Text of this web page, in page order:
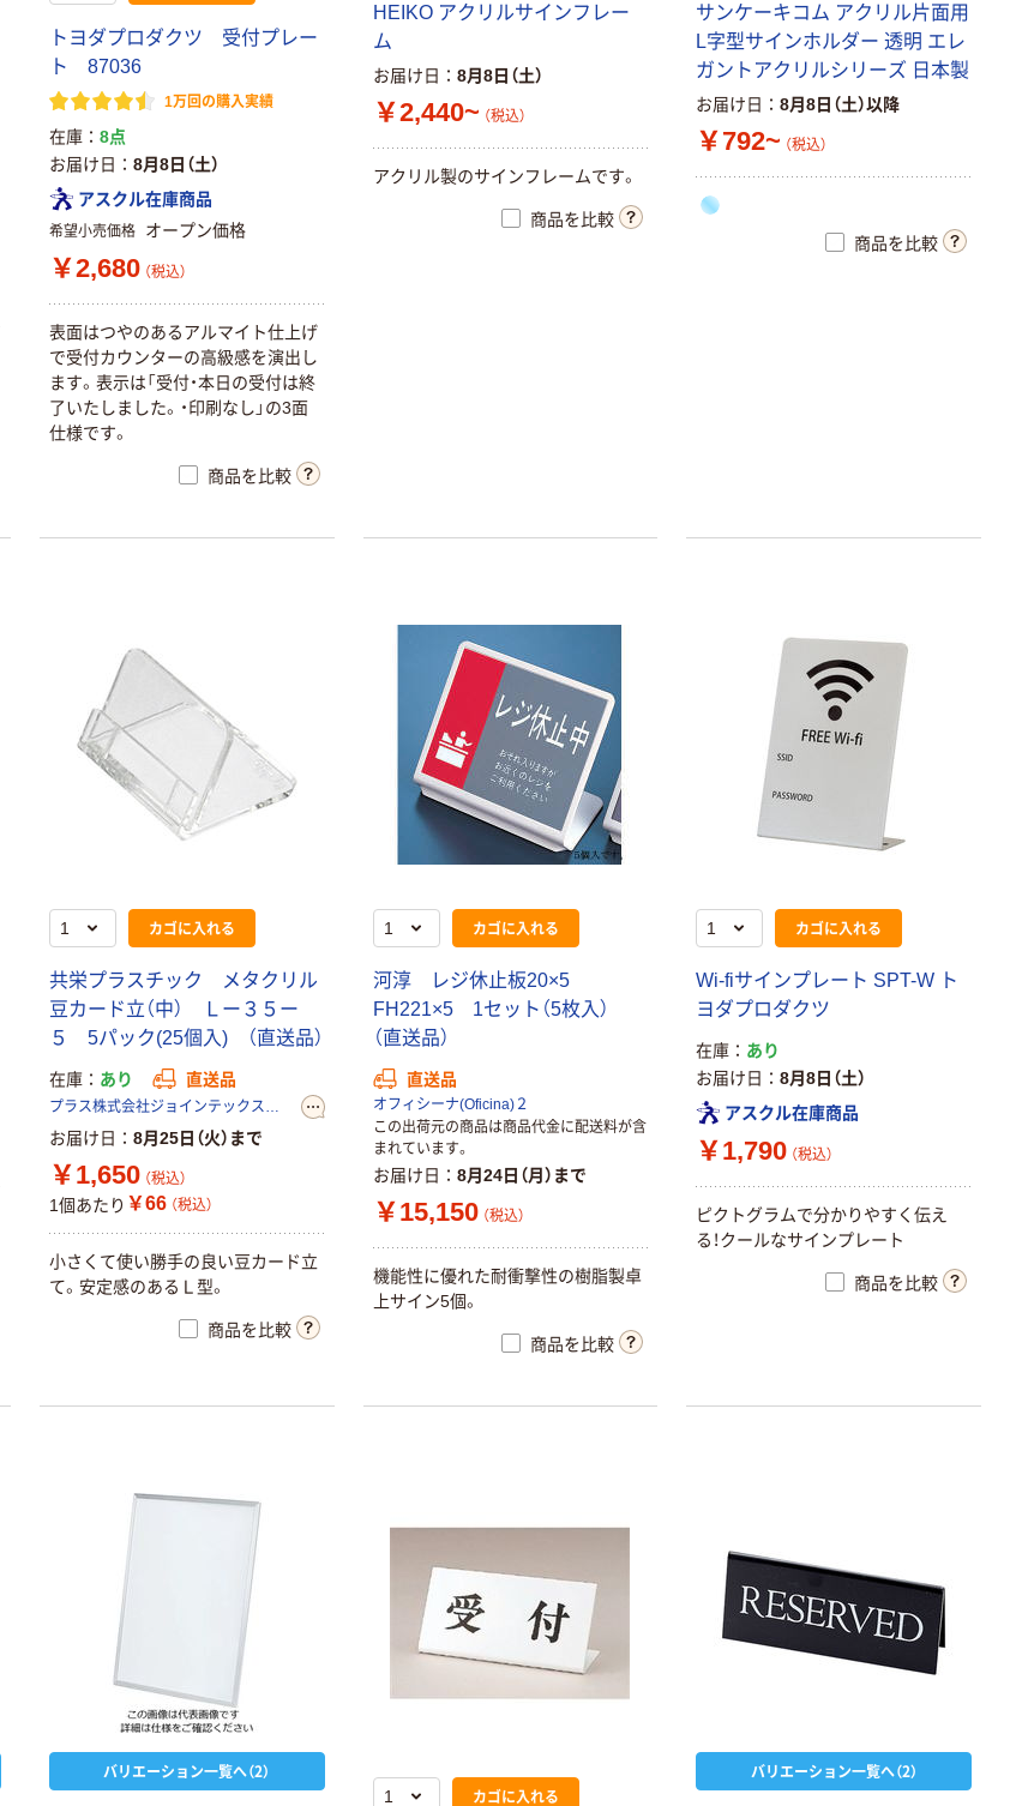
トヨダプロダクツ 受付プレー
ト 87036
1万回の購入実績
在庫
8点
お届け日
8月8日（土）
アスクル在庫商品
希望小売価格 オープン価格
￥2,680 （税込）
表面はつやのあるアルマイト仕上げ
で受付カウンターの高級感を演出し
ます。表示は「受付・本日の受付は終
了いたしました。・印刷なし」の3面
仕様です。
商品を比較
HEIKO アクリルサインフレー
ム
お届け日 8月8日（土）
￥2,440~ （税込）
アクリル製のサインフレームです。
商品を比較
サンケーキコム アクリル片面用
L字型サインホルダー 透明 エレ
ガントアクリルシリーズ 日本製
お届け日 8月8日（土）以降
￥792~ （税込）
商品を比較
カゴに入れる
共栄プラスチック メタクリル
豆カード立（中） Ｌー３５ー
５ 5パック(25個入) （直送品）
在庫 あり 直送品
お届け日 8月25日（火）まで
￥1,650 （税込）
1個あたり ￥66 （税込）
小さくて使い勝手の良い豆カード立
て。安定感のあるＬ型。
商品を比較
カゴに入れる
河淳 レジ休止板20×5
FH221×5 1セット（5枚入）
（直送品）
直送品
オフィシーナ(Oficina)２
この出荷元の商品は商品代金に配送料が含
まれています。
お届け日 8月24日（月）まで
￥15,150 （税込）
機能性に優れた耐衝撃性の樹脂製卓
上サイン5個。
商品を比較
カゴに入れる
Wi-fiサインプレート SPT-W ト
ヨダプロダクツ
在庫
あり
お届け日
8月8日（土）
アスクル在庫商品
￥1,790 （税込）
ピクトグラムで分かりやすく伝え
る！クールなサインプレート
商品を比較
バリエーション一覧へ（2）
カゴに入れる
バリエーション一覧へ（2）
￥1,790 （税込）
シンビ メニュー
スタンド SL-4～
￥970~ （税込）
ワークネーム
W-1 30個 共栄
カゴへ
アズワン A面ス
タンドボード(片
面仕様) 63-
3378-09 1台（直
送品）
￥8,894 （税込）
カゴへ
トーギ カウンタ
ド （アルミ枠）
CNT
￥5,720~